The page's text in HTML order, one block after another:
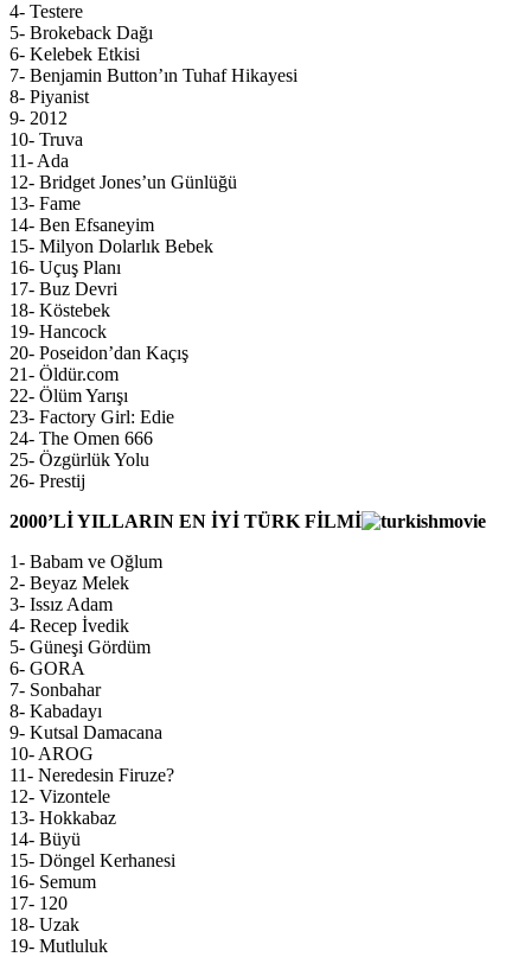
4- Testere
5- Brokeback Dağı
6- Kelebek Etkisi
7- Benjamin Button’ın Tuhaf Hikayesi
8- Piyanist
9- 2012
10- Truva
11- Ada
12- Bridget Jones’un Günlüğü
13- Fame
14- Ben Efsaneyim
15- Milyon Dolarlık Bebek
16- Uçuş Planı
17- Buz Devri
18- Köstebek
19- Hancock
20- Poseidon’dan Kaçış
21- Öldür.com
22- Ölüm Yarışı
23- Factory Girl: Edie
24- The Omen 666
25- Özgürlük Yolu
26- Prestij
2000’Lİ YILLARIN EN İYİ TÜRK FİLMİ
1- Babam ve Oğlum
2- Beyaz Melek
3- Issız Adam
4- Recep İvedik
5- Güneşi Gördüm
6- GORA
7- Sonbahar
8- Kabadayı
9- Kutsal Damacana
10- AROG
11- Neredesin Firuze?
12- Vizontele
13- Hokkabaz
14- Büyü
15- Döngel Kerhanesi
16- Semum
17- 120
18- Uzak
19- Mutluluk